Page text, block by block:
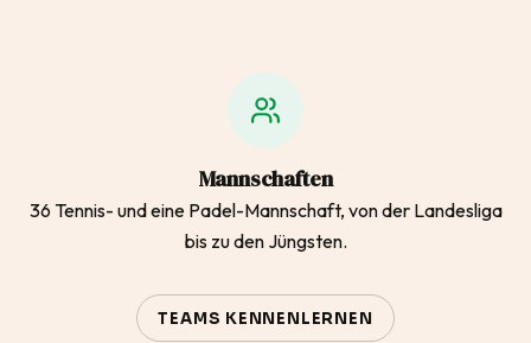
Mannschaften
36 Tennis- und eine Padel-Mannschaft, von der Landesliga
bis zu den Jüngsten.
TEAMS KENNENLERNEN